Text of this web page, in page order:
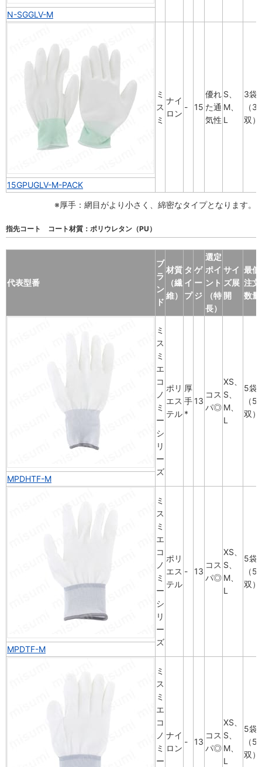
N-SGGLV-M
ミ
ス
ミ
ナイ
ロン
- 15
優れ
た通
気性
S、
M、
L
3袋
（30
双）
15GPUGLV-M-PACK
※厚手：網目がより小さく、綿密なタイプとなります。
指先コート コート材質：ポリウレタン（PU）
代表型番
ブ
ラ
ン
ド
材質
（繊
維）
タ
イ
プ
ゲ
ー
ジ
選定
ポイ
ント
（特
長）
サイ
ズ展
開
最低
注文
数量
ミ
ス
ミ
エ
コ
ノ
ミ
ー
シ
リ
ー
ズ
ポリ
エス
テル
厚
手
*
13
コス
パ◎
XS、
S、
M、
L
5袋
（50
双）
MPDHTF-M
ミ
ス
ミ
エ
コ
ノ
ミ
ー
シ
リ
ー
ズ
ポリ
エス
テル
- 13
コス
パ◎
XS、
S、
M、
L
5袋
（50
双）
MPDTF-M
ミ
ス
ミ
エ
コ
ノ
ミ
ー
ナイ
ロン
- 13
コス
パ◎
XS、
S、
M、
L
5袋
（50
双）